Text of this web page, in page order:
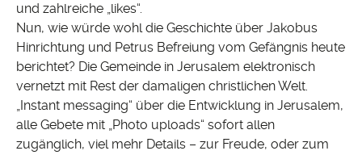
und zahlreiche „likes“.
Nun, wie würde wohl die Geschichte über Jakobus
Hinrichtung und Petrus Befreiung vom Gefängnis heute
berichtet? Die Gemeinde in Jerusalem elektronisch
vernetzt mit Rest der damaligen christlichen Welt.
„Instant messaging“ über die Entwicklung in Jerusalem,
alle Gebete mit „Photo uploads“ sofort allen
zugänglich, viel mehr Details – zur Freude, oder zum